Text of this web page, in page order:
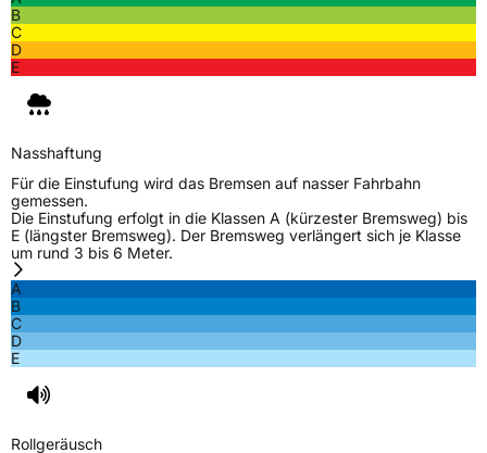
SchlauchtypTL
ZustandNeureifen
M+S
EU Label
EffizienzC
Nasshaftung C
Fahrzeugklasse
3PMSF / Schneeflockensymbol / Alpine-Symbol
B
C
D
E
Nasshaftung
Für die Einstufung wird das Bremsen auf nasser Fahrbahn
gemessen.
Die Einstufung erfolgt in die Klassen A (kürzester Bremsweg) bis
E (längster Bremsweg). Der Bremsweg verlängert sich je Klasse
um rund 3 bis 6 Meter.
A
B
C
D
E
Rollgeräusch